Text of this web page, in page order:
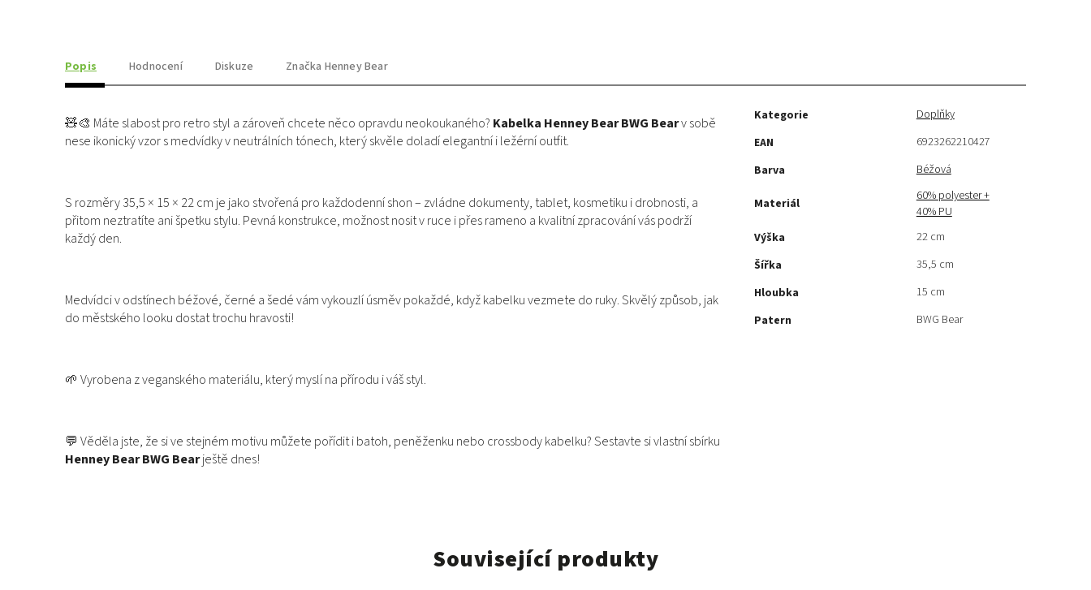
Popis Hodnocení Diskuze Značka Henney Bear
🧸🎨 Máte slabost pro retro styl a zároveň chcete něco opravdu neokoukaného? Kabelka Henney Bear BWG Bearv sobě
nese ikonický vzor s medvídky v neutrálních tónech, který skvěle doladí elegantní i ležérní outfit.
S rozměry 35,5 × 15 × 22 cm je jako stvořená pro každodenní shon – zvládne dokumenty, tablet, kosmetiku i drobnosti, a
přitom neztratíte ani špetku stylu. Pevná konstrukce, možnost nosit v ruce i přes rameno a kvalitní zpracování vás podrží
každý den.
Medvídci v odstínech béžové, černé a šedé vám vykouzlí úsměv pokaždé, když kabelku vezmete do ruky. Skvělý způsob, jak
do městského looku dostat trochu hravosti!
🌱 Vyrobena z veganského materiálu, který myslí na přírodu i váš styl.
💬 Věděla jste, že si ve stejném motivu můžete pořídit i batoh, peněženku nebo crossbody kabelku? Sestavte si vlastní sbírku
Henney Bear BWG Bearještě dnes!
Kategorie
Doplňky
EAN
6923262210427
Barva
Béžová
Materiál
60% polyester +
40% PU
Výška
22 cm
Šířka
35,5 cm
Hloubka
15 cm
Patern
BWG Bear
Související produkty